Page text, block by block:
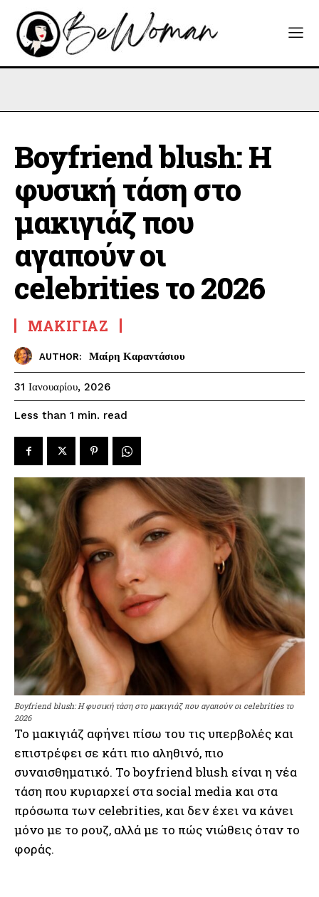
Boyfriend blush: Η
φυσική τάση στο
μακιγιάζ που
αγαπούν οι
celebrities το 2026
ΜΑΚΙΓΙΆΖ
AUTHOR: Μαίρη Καραντάσιου
31 Ιανουαρίου, 2026
Less than 1 min. read
Boyfriend blush: Η φυσική τάση στο μακιγιάζ που αγαπούν οι celebrities το
2026
Το μακιγιάζ αφήνει πίσω του τις υπερβολές και
επιστρέφει σε κάτι πιο αληθινό, πιο
συναισθηματικό. Το boyfriend blush είναι η νέα
τάση που κυριαρχεί στα social media και στα
πρόσωπα των celebrities, και δεν έχει να κάνει
μόνο με το ρουζ, αλλά με το πώς νιώθεις όταν το
φοράς.